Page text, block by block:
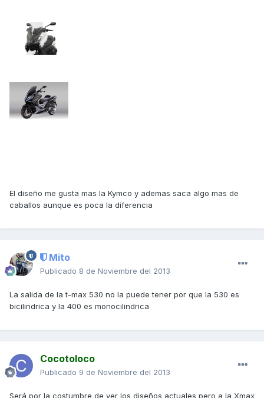
El diseño me gusta mas la Kymco y ademas saca algo mas de
caballos aunque es poca la diferencia
Mito
Publicado 8 de Noviembre del 2013
La salida de la t-max 530 no la puede tener por que la 530 es
bicilindrica y la 400 es monocilindrica
Cocotoloco
Publicado 9 de Noviembre del 2013
Será por la costumbre de ver los diseños actuales pero a la Xmax